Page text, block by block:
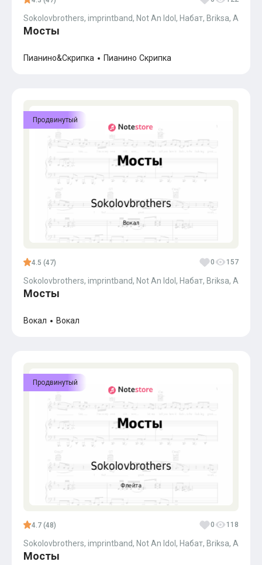
Sokolovbrothers, imprintband, Not An Idol, Набат, Briksa, Andrei
Мосты
Пианино&Скрипка Пианино Скрипка
Продвинутый
4.5 (47) 0 157
Sokolovbrothers, imprintband, Not An Idol, Набат, Briksa, Andrei
Мосты
Вокал Вокал
Продвинутый
4.7 (48) 0 118
Sokolovbrothers, imprintband, Not An Idol, Набат, Briksa, Andrei
Мосты